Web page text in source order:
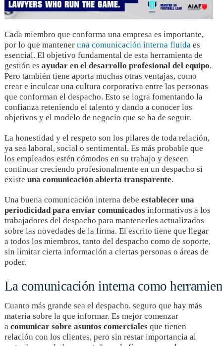
Cada miembro que conforma una empresa es importante,
por lo que mantener una comunicación interna fluidaes
esencial. El objetivo fundamental de esta herramienta de
gestión es ayudar en el desarrollo profesional del equipo.
Pero también tiene aporta muchas otras ventajas, como
crear e inculcar una cultura corporativa entre las personas
que conforman el despacho. Esto se logra fomentando la
confianza reteniendo el talento y dando a conocer los
objetivos y el modelo de negocio que se ha de seguir.
La honestidad y el respeto son los pilares de toda relación,
ya sea laboral, social o sentimental. Es más probable que
los empleados estén cómodos en su trabajo y deseen
continuar creciendo profesionalmente en un despacho si
existe una comunicación abierta transparente.
Una buena comunicación interna debe establecer una
periodicidad para enviar comunicadosinformativos a los
trabajadores del despacho para mantenerles actualizados
sobre las novedades de la firma. El escrito tiene que llegar
a todos los miembros, tanto del despacho como de soporte,
sin limitar cierta información a ciertas personas o áreas de
poder.
La comunicación interna como
Cuanto más grande sea el despacho, seguro que hay más
materia sobre la que informar. Es mejor comenzar
a comunicar sobre asuntos comercialesque tienen
relación con los clientes, pero sin restar importancia al